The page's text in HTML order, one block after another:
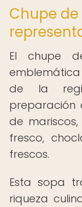
Chupe
El chupe
emblemática
de la
de
fresco,
frescos.
Esta sopa
riqueza